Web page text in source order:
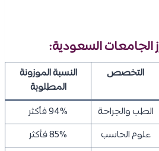
التخصص
النسبة الموزونة
المطلوبة
الطب والجراحة
94% فأكثر
علوم الحاسب
85% فأكثر